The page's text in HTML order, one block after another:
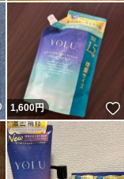
いいね！
1,600円